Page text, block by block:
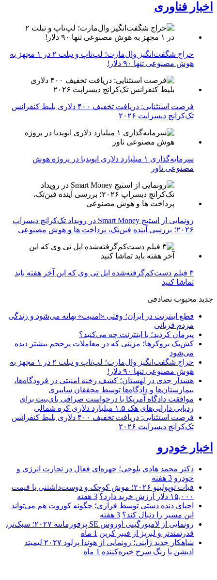
اخبار فناوری
حراج شگفت‌انگیز وال‌مارت؛ لپ‌تاپ و تبلت ۲ در ۱ مجهز به
هوش مصنوعی تنها ۹۰ دلار!
فرصت استثنایی: دریافت تخفیف ۴۰۰ دلاری بلیط کنفرانس
تک‌کرانچ دیسراپت ۲۰۲۶
سرمایه‌گذاری ۱ میلیارد دلاری انویدیا در پروژه هوش
مصنوعی ناور
رونمایی از استیج Smart Money در رویداد تک‌کرانچ دیسراپ
۲۰۲۶؛ بررسی آینده فین‌تک، پرداخت‌ ها و هوش مصنوعی
۳ فیلم دست‌کم‌گرفته‌شده اپل تی وی که این آخر هفته باید
تماشا کنید
جدید محبوب تصادفی
قطع اینترنت در ایران؛ وقتی «امنیت» بهانه می‌شود و زندگی
مردم قربانی
پیرمان کردید؛ با اینترنت چه می‌کنید؟
کش‌بک بروکرها؛ مزیتی که در معاملات پرحجم بیشتر دیده
می‌شود
حراج شگفت‌انگیز وال‌مارت؛ لپ‌تاپ و تبلت ۲ در ۱ مجهز به
هوش مصنوعی تنها ۹۰ دلار!
هشدار جدی در لهستان؛ کشف رخنه امنیتی در فرودگاه‌ها،
بیمارستان‌ها و دادگاه‌ها توسط محققان سایبری
موافقت دادگاه آمریکا با درخواست صرافی بای‌بیت برای
ردیابی دارایی‌های هک ۱.۵ میلیارد دلاری کره شمالی
فرصت استثنایی: دریافت تخفیف ۴۰۰ دلاری بلیط کنفرانس
تک‌کرانچ دیسراپت ۲۰۲۶
اخبار خودرو
دکتر محمد هادی بلوچی؛ چهره‌ای فعال در تجارت انرژی و
خودرو 3 هفته
فیات توپولینو ۲۰۲۶؛ موش کوچک و دوست‌داشتنی با قیمت
۱۵,۰۰۰ دلار ارزش خرید دارد؟
3 هفته
احیای دنده دستی توسط فراری؛ چگونه کوروت هم می‌تواند
این مسیر را دنبال کند؟ 3 هفته
رونمایی از لامبورگینی اوروس SE پرفورمانته ۲۰۲۷؛ سبک‌تر،
قدرتمندتر و لبریز از فیبر کربن 1 ماه
شاهکار جدید ژاپنی؛ رونمایی از هوندا پرلود ۲۰۲۷ لیمیتد
ادیشن با رنگ سرخ خیره‌کننده 1 ماه